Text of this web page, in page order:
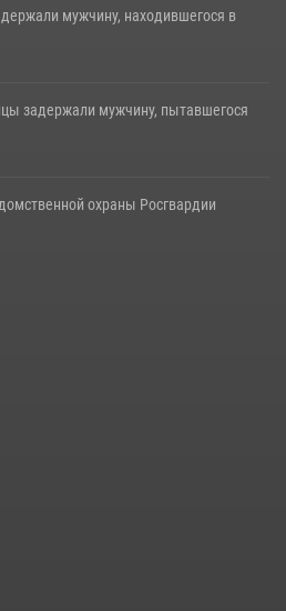
мужчину, находившегося в
задержали мужчину, пытавшегося
охраны Росгвардии